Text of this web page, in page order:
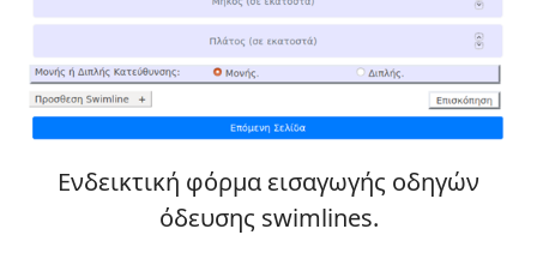
Ενδεικτική φόρμα εισαγωγής οδηγών
όδευσης swimlines.